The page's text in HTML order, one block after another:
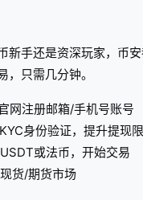
新手还是资深玩家，币
，只需几分钟。
网注册邮箱/手机号账号
身份验证，提升提现
或法币，开始交易
货/期货市场